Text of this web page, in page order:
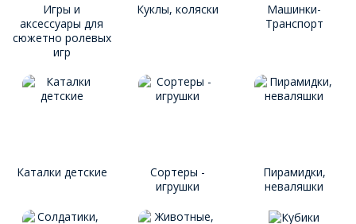
Игры и
аксессуары для
сюжетно ролевых
игр
Куклы, коляски
Машинки-
Транспорт
Каталки детские
Сортеры -
игрушки
Пирамидки,
неваляшки